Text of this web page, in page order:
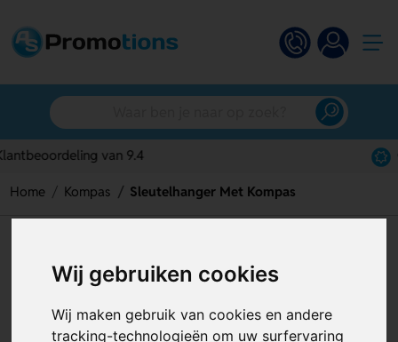
Wij gebruiken cookies
Wij maken gebruik van cookies en andere
tracking-technologieën om uw surfervaring
Gratis digitaal ontwerp
Home Kompas Sleutelhanger Met Kompas
Artikelnummer:121117